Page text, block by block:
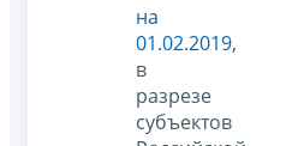
на
01.02.2019,
в
разрезе
субъектов